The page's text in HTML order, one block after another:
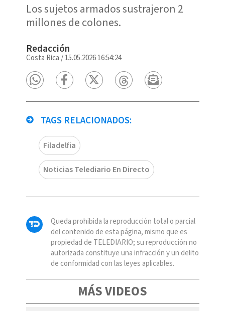
Los sujetos armados sustrajeron 2
millones de colones.
Redacción
Costa Rica /15.05.2026 16:54:24
TAGS RELACIONADOS:
Filadelfia
Noticias Telediario En Directo
Queda prohibida la reproducción total o parcial
del contenido de esta página, mismo que es
propiedad de TELEDIARIO; su reproducción no
autorizada constituye una infracción y un delito
de conformidad con las leyes aplicables.
MÁS VIDEOS